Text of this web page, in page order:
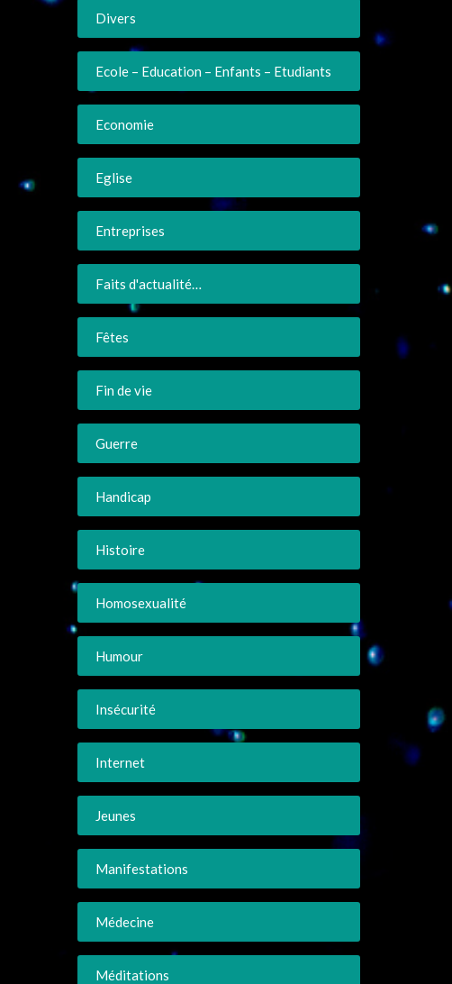
Divers
Ecole – Education – Enfants – Etudiants
Economie
Eglise
Entreprises
Faits d'actualité…
Fêtes
Fin de vie
Guerre
Handicap
Histoire
Homosexualité
Humour
Insécurité
Internet
Jeunes
Manifestations
Médecine
Méditations